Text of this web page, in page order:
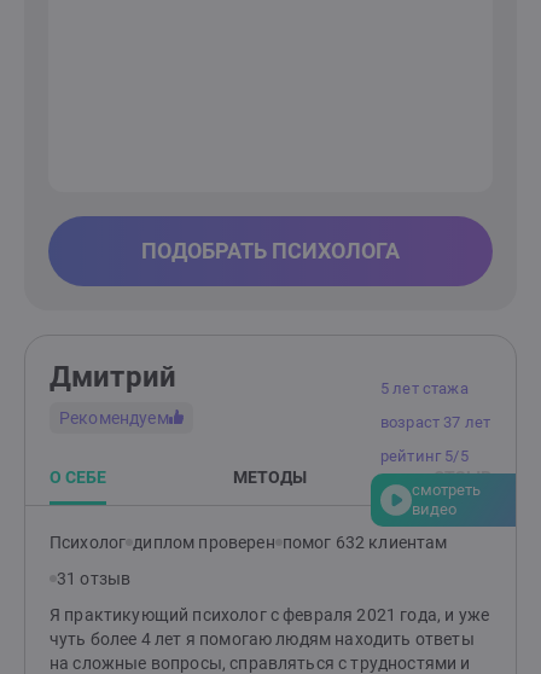
ПОДОБРАТЬ ПСИХОЛОГА
5 лет стажа
возраст 37 лет
рейтинг 5/5
смотреть
видео
Дмитрий
Рекомендуем
О СЕБЕ МЕТОДЫ ОТЗЫВ
Психолог диплом проверен помог 632 клиентам
31 отзыв
Я практикующий психолог с февраля 2021 года, и уже
чуть более 4 лет я помогаю людям находить ответы
на сложные вопросы, справляться с трудностями и